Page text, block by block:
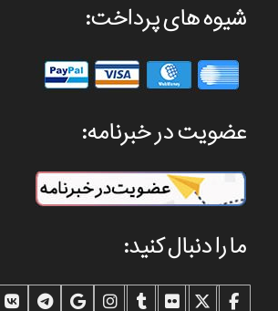
شیوه های پرداخت:
عضویت در خبرنامه:
ما را دنبال کنید: